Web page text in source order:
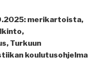
merikartoista,
Turkuun
koulutusohjelma